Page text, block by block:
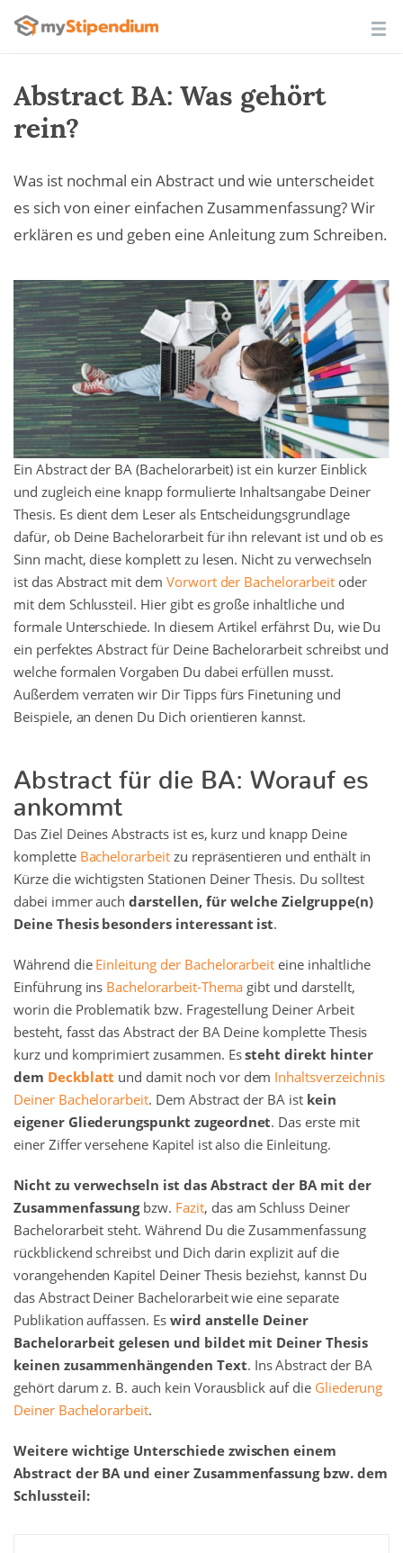
Abstract BA: Was gehört
rein?
Was ist nochmal ein Abstract und wie unterscheidet
es sich von einer einfachen Zusammenfassung? Wir
erklären es und geben eine Anleitung zum Schreiben.
Ein Abstract der BA (Bachelorarbeit) ist ein kurzer Einblick
und zugleich eine knapp formulierte Inhaltsangabe Deiner
Thesis. Es dient dem Leser als Entscheidungsgrundlage
dafür, ob Deine Bachelorarbeit für ihn relevant ist und ob es
Sinn macht, diese komplett zu lesen. Nicht zu verwechseln
ist das Abstract mit dem Vorwort der Bachelorarbeitoder
mit dem Schlussteil. Hier gibt es große inhaltliche und
formale Unterschiede. In diesem Artikel erfährst Du, wie Du
ein perfektes Abstract für Deine Bachelorarbeit schreibst und
welche formalen Vorgaben Du dabei erfüllen musst.
Außerdem verraten wir Dir Tipps fürs Finetuning und
Beispiele, an denen Du Dich orientieren kannst.
Abstract für die BA: Worauf es
ankommt
Das Ziel Deines Abstracts ist es, kurz und knapp Deine
komplette Bachelorarbeitzu repräsentieren und enthält in
Kürze die wichtigsten Stationen Deiner Thesis. Du solltest
dabei immer auchdarstellen, für welche Zielgruppe(n)
Deine Thesis besonders interessant ist.
Während die Einleitung der Bachelorarbeit eine inhaltliche
Einführung ins Bachelorarbeit-Thema gibt und darstellt,
worin die Problematik bzw. Fragestellung Deiner Arbeit
besteht, fasst das Abstract der BA Deine komplette Thesis
kurz und komprimiert zusammen. Essteht direkt hinter
dem Deckblatt und damit noch vor dem Inhaltsverzeichnis
Deiner Bachelorarbeit. Dem Abstract der BA ist kein
eigener Gliederungspunkt zugeordnet. Das erste mit
einer Ziffer versehene Kapitel ist also die Einleitung.
Nicht zu verwechseln ist das Abstract der BA mit der
Zusammenfassungbzw. Fazit, das am Schluss Deiner
Bachelorarbeit steht. Während Du die Zusammenfassung
rückblickend schreibst und Dich darin explizit auf die
vorangehenden Kapitel Deiner Thesis beziehst, kannst Du
das Abstract Deiner Bachelorarbeit wie eine separate
Publikation auffassen. Es wird anstelle Deiner
Bachelorarbeit gelesen und bildet mit Deiner Thesis
keinen zusammenhängenden Text. Ins Abstract der BA
gehört darum z. B. auch kein Vorausblick auf die Gliederung
Deiner Bachelorarbeit.
Weitere wichtige Unterschiede zwischen einem
Abstract der BA und einer Zusammenfassung bzw. dem
Schlussteil: